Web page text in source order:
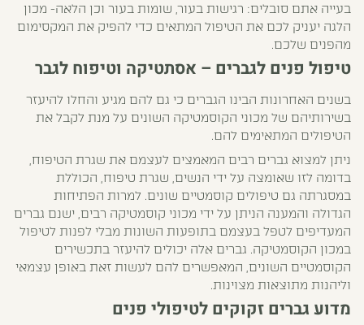
בעייה אתם סובלים: רגישות בעור, שומות בעור וכן הלאה- מכון
הלגה יעניק לכם את הטיפול המתאים כדי להפיק את המקסימום
מהפנים שלכם.
טיפול פנים לגברים – אסתטיקה וטיפוח לגבר
בשנים האחרונות הבינו הגברים כי גם להם מגיע והחלו להיעזר
בשירותיהם של מכוני הקוסמטיקה השונים על מנת לקבל את
הטיפולים המתאימים להם.
ניתן למצוא גברים רבים המאמצים לעצמם את שגרת הטיפוח,
בדומה לזו שאומצה על ידי הנשים, שגרת טיפוח, הכוללת
במסגרתה גם טיפולים קוסמטיים שונים. למרות הפתיחות
הגדולה והמענה הניתן על ידי מכוני קוסמטיקה רבים, ישנם גברים
המעדיפים לטפל בעצמם בתופעות השונות מבלי לפנות לטיפול
במכון הקוסמטיקה. גברים אלה יכולים להיעזר בתכשירים
הקוסמטיים השונים, המאפשרים להם לעשות זאת באופן עצמאי
וליהנות מתוצאות מצוינות.
מדוע גברים זקוקים לטיפולי פנים